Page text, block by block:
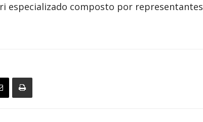
especializado composto por